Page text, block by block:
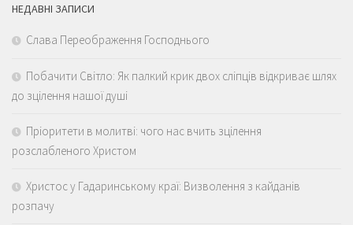
НЕДАВНІ ЗАПИСИ
Слава Переображення Господнього
Побачити Світло: Як палкий крик двох сліпців відкриває шлях
до зцілення нашої душі
Пріоритети в молитві: чого нас вчить зцілення
розслабленого Христом
Христос у Гадаринському краї: Визволення з кайданів
розпачу